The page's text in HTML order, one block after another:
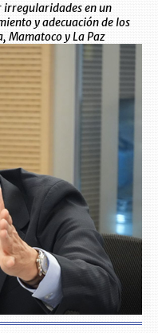
irregularidades en un
y adecuación de los
Mamatoco y La Paz